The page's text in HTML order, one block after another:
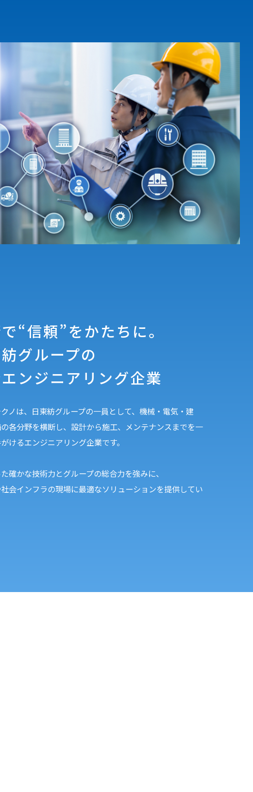
“信頼”をかたちに。
グループの
ンジニアリング企業
ノは、日東紡グループの一員として、機械・電気・建
各分野を横断し、設計から施工、メンテナンスまでを一
けるエンジニアリング企業です。
確かな技術力とグループの総合力を強みに、
会インフラの現場に最適なソリューションを提供してい